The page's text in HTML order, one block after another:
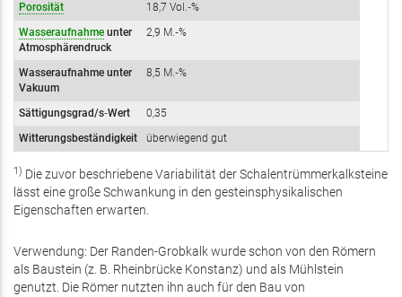
Porosität
18,7 Vol.‑%
Wasseraufnahme unter
Atmosphärendruck
2,9 M.‑%
Wasseraufnahme unter
Vakuum
8,5 M.‑%
Sättigungsgrad/s‑Wert
0,35
Witterungsbeständigkeit
überwiegend gut
1) Die zuvor beschriebene Variabilität der Schalentrümmerkalksteine
lässt eine große Schwankung in den gesteinsphysikalischen
Eigenschaften erwarten.
Verwendung: Der Randen-Grobkalk wurde schon von den Römern
als Baustein (z. B. Rheinbrücke Konstanz) und als Mühlstein
genutzt. Die Römer nutzten ihn auch für den Bau von